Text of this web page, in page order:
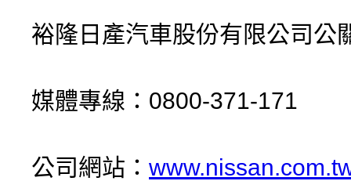
裕隆日產汽車股份有限公司公
媒體專線：0800-371-171
公司網站：